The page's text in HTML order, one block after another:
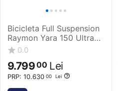
Bicicleta Full Suspension
Raymon Yara 150 Ultra
2025 - 29 Inch, M, Alb -
GX
0.0
PRP: 10.630 00 Lei
9.79900 Lei